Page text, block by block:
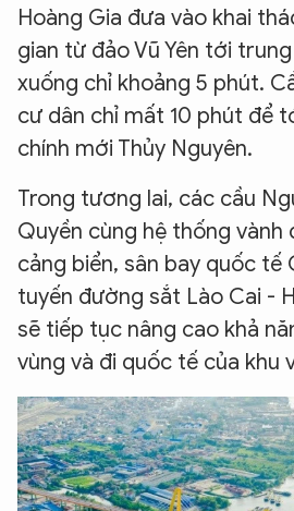
Hoàng Gia đưa vào khai
gian từ đảo Vũ Yên tới
xuống chỉ khoảng 5 phút.
cư dân chỉ mất 10 phút để
chính mới Thủy Nguyên.
Trong tương lai, các cầu
Quyền cùng hệ thống vành
cảng biển, sân bay quốc tế
tuyến đường sắt Lào Cai -
sẽ tiếp tục nâng cao khả
vùng và đi quốc tế của khu